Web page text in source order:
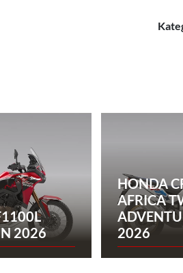
2026
HONDA
AFRICA
2026